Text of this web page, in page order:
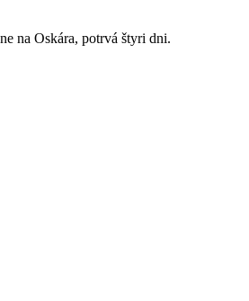
na Oskára, potrvá štyri dni.